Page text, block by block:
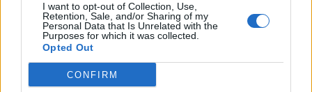
I want to opt-out of Collection, Use,
Retention, Sale, and/or Sharing of my
Personal Data that Is Unrelated with the
Purposes for which it was collected.
Opted Out
CONFIRM